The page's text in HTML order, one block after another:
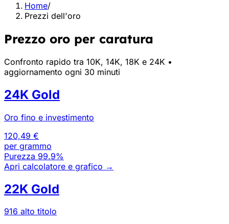
Home/
Prezzi dell'oro
Prezzo oro per caratura
Confronto rapido tra 10K, 14K, 18K e 24K •
aggiornamento ogni 30 minuti
24K Gold
Oro fino e investimento
120,49 €
per grammo
Purezza 99.9%
Apri calcolatore e grafico →
22K Gold
916 alto titolo